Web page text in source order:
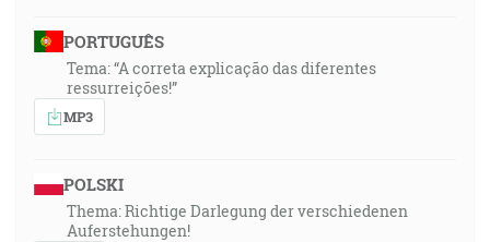
PORTUGUÊS
Tema: “A correta explicação das diferentes
ressurreições!”
MP3
POLSKI
Thema: Richtige Darlegung der verschiedenen
Auferstehungen!